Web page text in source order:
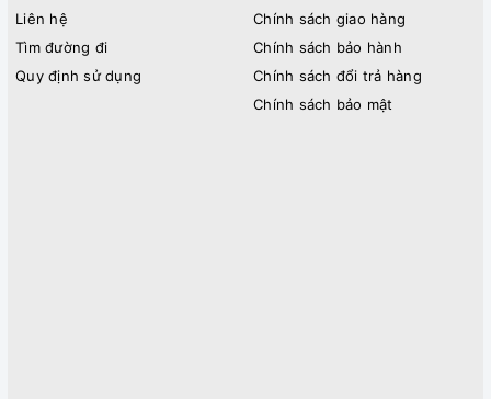
Liên hệ
Tìm đường đi
Quy định sử dụng
Chính sách giao hàng
Chính sách bảo hành
Chính sách đổi trả hàng
Chính sách bảo mật